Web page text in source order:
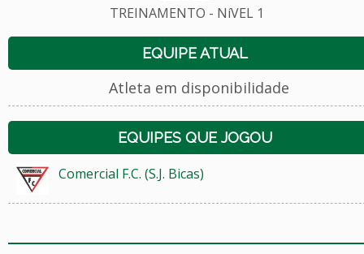
TREINAMENTO - NíVEL 1
EQUIPE ATUAL
Atleta em disponibilidade
EQUIPES QUE JOGOU
Comercial F.C. (S.J. Bicas)